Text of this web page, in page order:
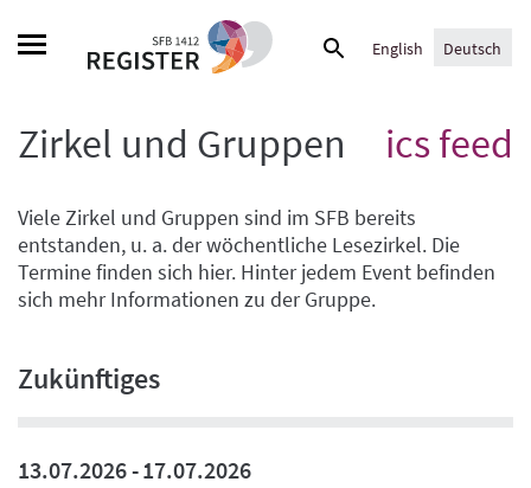
Suche
English Deutsch
Zirkel und Gruppen ics feed
Viele Zirkel und Gruppen sind im SFB bereits
entstanden, u. a. der wöchentliche Lesezirkel. Die
Termine finden sich hier. Hinter jedem Event befinden
sich mehr Informationen zu der Gruppe.
Zukünftiges
13.07.2026 -17.07.2026